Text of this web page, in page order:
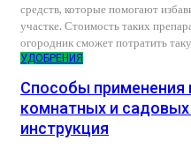
средств, которые помогают
участке. Стоимость таких
огородник сможет потратить
УДОБРЕНИЯ
Способы применения
комнатных и садовых
инструкция